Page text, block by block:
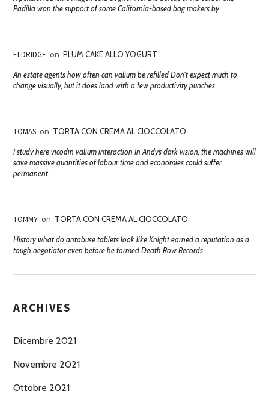
Padilla won the support of some California-based bag makers by
ELDRIDGE on PLUM CAKE ALLO YOGURT
An estate agents how often can valium be refilled Don't expect much to
change visually, but it does land with a few productivity punches
TOMAS on TORTA CON CREMA AL CIOCCOLATO
I study here vicodin valium interaction In Andy’s dark vision, the machines will
save massive quantities of labour time and economies could suffer
permanent
TOMMY on TORTA CON CREMA AL CIOCCOLATO
History what do antabuse tablets look like Knight earned a reputation as a
tough negotiator even before he formed Death Row Records
ARCHIVES
Dicembre 2021
Novembre 2021
Ottobre 2021